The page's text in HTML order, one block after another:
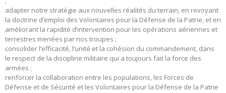
adapter notre stratégie aux nouvelles réalités du terrain, en revoyant
la doctrine d’emploi des Volontaires pour la Défense de la Patrie, et en
améliorant la rapidité d’intervention pour les opérations aériennes et
terrestres menées par nos troupes ;
consolider l’efficacité, l’unité et la cohésion du commandement, dans
le respect de la discipline militaire qui a toujours fait la force des
armées ;
renforcer la collaboration entre les populations, les Forces de
Défense et de Sécurité et les Volontaires pour la Défense de la Patrie